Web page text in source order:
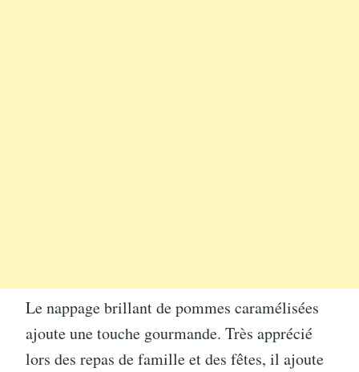
Le nappage brillant de pommes caramélisées
ajoute une touche gourmande. Très apprécié
lors des repas de famille et des fêtes, il ajoute